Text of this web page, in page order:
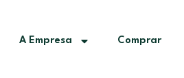
A Empresa Comprar